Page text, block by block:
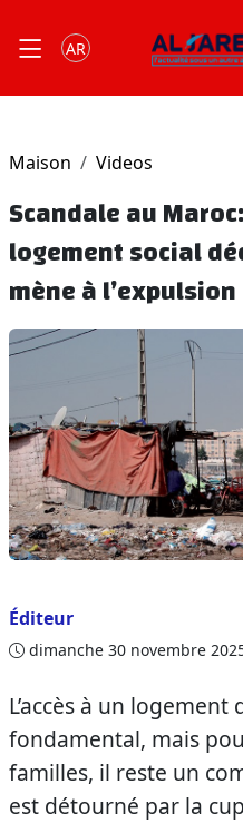
AR
Maison Videos
Scandale au
logement social
mène à l’expulsion
Éditeur
dimanche 30 novembre
L’accès à un
fondamental, mais
familles, il reste un
est détourné par la